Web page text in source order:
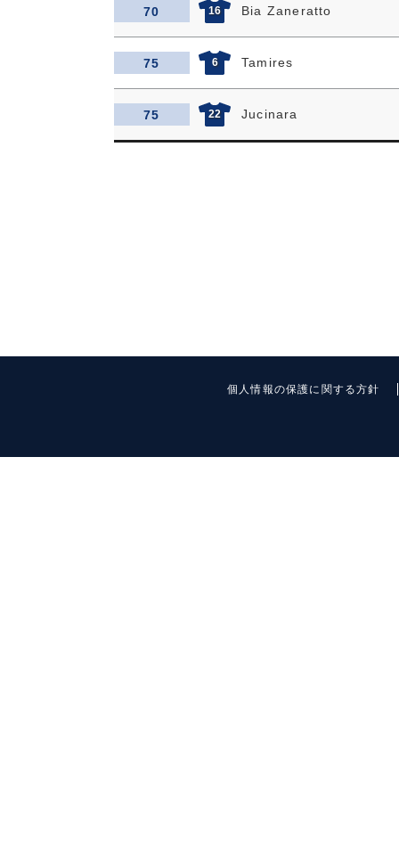
70 16 Bia Zaneratto
75 6 Tamires
75 22 Jucinara
個人情報の保護に関する方針